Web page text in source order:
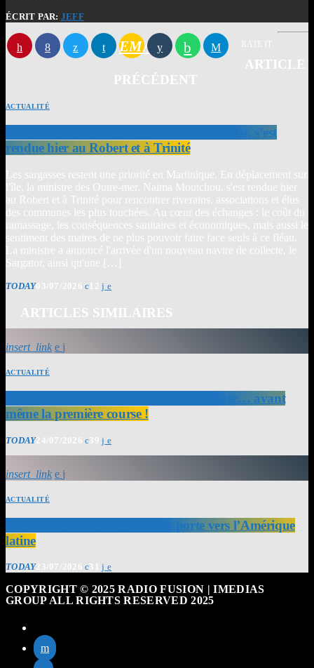
ÉCRIT PAR: JEFF
EMAIL RATE IT
ARTICLE
PRÉCÉDENT
ACTUALITÉ
la ministre des Outre-mer, Naïma Moutchou, s’est
rendue hier au Robert et à Trinité
Les sargasses restent une priorité en Martinique. En déplacement sur
l'île, la ministre des Outre-mer, Naïma Moutchou, s'est rendue hier
au Robert et à Trinité pour rencontrer riverains, associations et élus
des communes les plus touchées. Au cœur des échanges : le coût du
ramassage, les conséquences sanitaires et économiques, mais aussi le
sentiment des maires de ne plus pouvoir faire face seuls à ce fléau.
La ministre a annoncé l'arrivée d'un nouveau navire de collecte, le
Sargator, ainsi qu'une […]
TODAY03/07/2026 12
ARTICLES SIMILAIRES
insert_link
ACTUALITÉ
Tour des yoles : le départ pourrait tanguer… avant
même la première course !
TODAY24/07/2026 39
insert_link
ACTUALITÉ
Air France ouvre une nouvelle porte vers l’Amérique
latine
TODAY23/07/2026 31
COPYRIGHT © 2025 RADIO FUSION | IMEDIAS
GROUP ALL RIGHTS RESERVED 2025